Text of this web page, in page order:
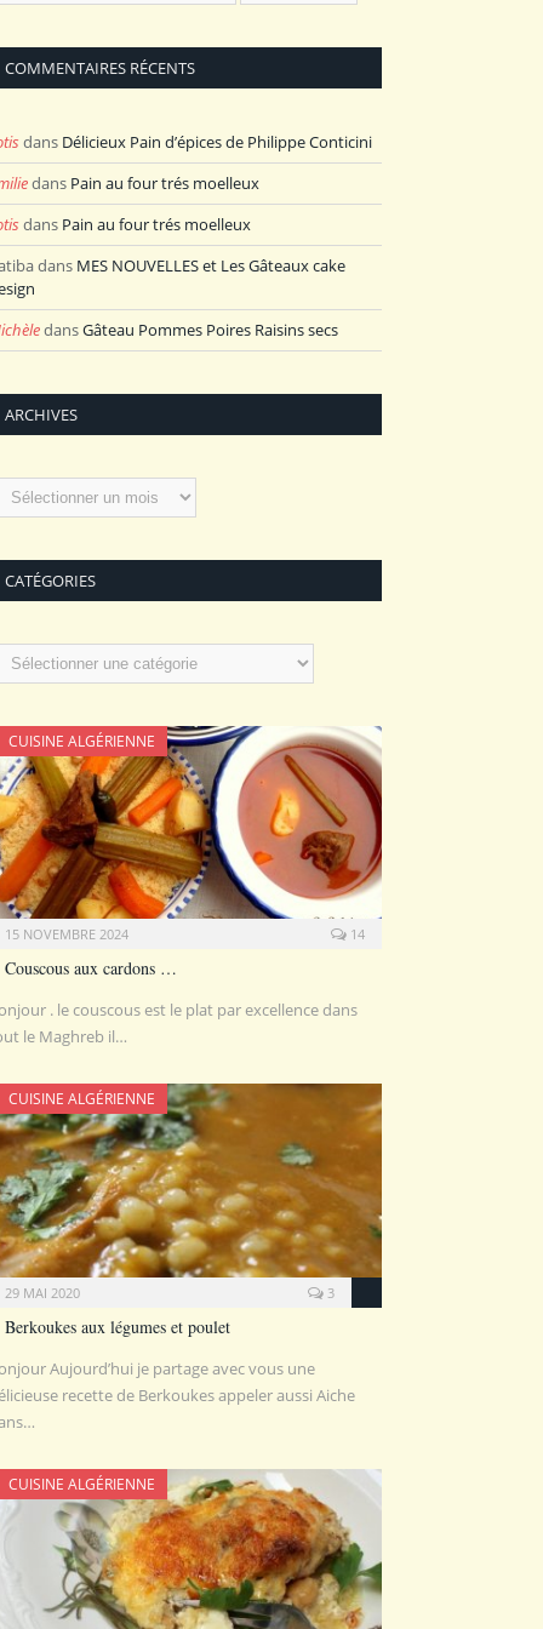
COMMENTAIRES RÉCENTS
dans Délicieux Pain d’épices de Philippe Conticini
dans Pain au four trés moelleux
dans Pain au four trés moelleux
dans MES NOUVELLES et Les Gâteaux cake
dansGâteau Pommes Poires Raisins secs
ARCHIVES
CATÉGORIES
CUISINE ALGÉRIENNE
15 NOVEMBRE 2024 14
Couscous aux cardons …
. le couscous est le plat par excellence dans
le Maghreb il…
CUISINE ALGÉRIENNE
29 MAI 2020 3
Berkoukes aux légumes et poulet
Aujourd’hui je partage avec vous une
recette de Berkoukes appeler aussi Aiche
CUISINE ALGÉRIENNE